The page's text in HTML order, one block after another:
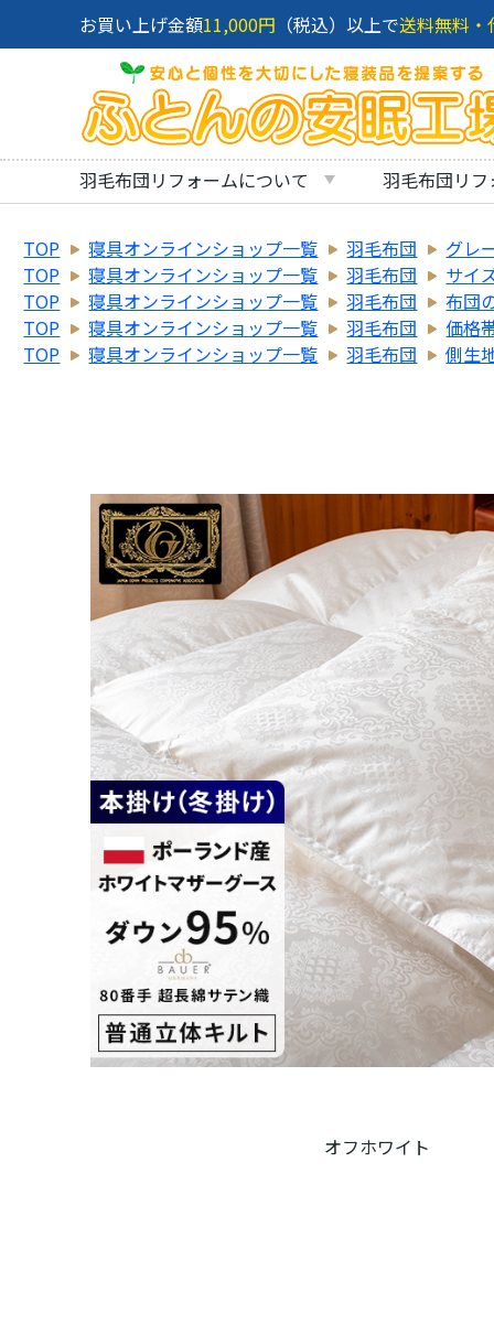
お買い上げ金額11,000円 （税込）以上で送料無料・
羽毛布団リフォームについて 羽毛布団リ
TOP 寝具オンラインショップ一覧 羽毛布団
グレ
TOP
寝具オンラインショップ一覧 羽毛布団
サイ
TOP
寝具オンラインショップ一覧 羽毛布団
布団
TOP
寝具オンラインショップ一覧 羽毛布団
価格
TOP
寝具オンラインショップ一覧 羽毛布団 側生
オフホワイト